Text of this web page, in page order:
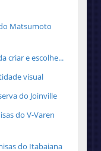
Matsumoto
criar e escolhe...
visual
do Joinville
do V-Varen
do Itabaiana